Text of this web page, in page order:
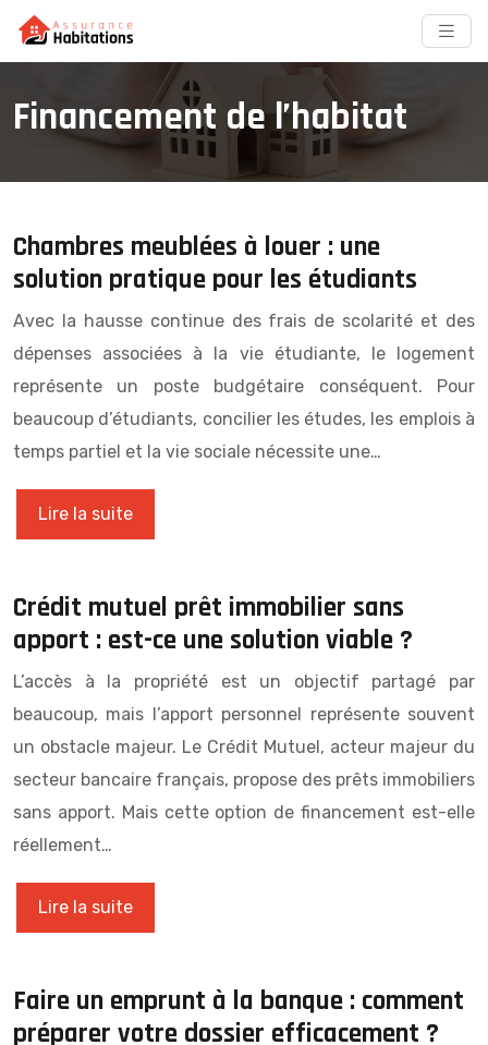
Financement de l’habitat
Chambres meublées à louer : une
solution pratique pour les étudiants
Avec la hausse continue des frais de scolarité et des
dépenses associées à la vie étudiante, le logement
représente un poste budgétaire conséquent. Pour
beaucoup d’étudiants, concilier les études, les emplois à
temps partiel et la vie sociale nécessite une…
Lire la suite
Crédit mutuel prêt immobilier sans
apport : est-ce une solution viable ?
L’accès à la propriété est un objectif partagé par
beaucoup, mais l’apport personnel représente souvent
un obstacle majeur. Le Crédit Mutuel, acteur majeur du
secteur bancaire français, propose des prêts immobiliers
sans apport. Mais cette option de financement est-elle
réellement…
Lire la suite
Faire un emprunt à la banque : comment
préparer votre dossier efficacement ?